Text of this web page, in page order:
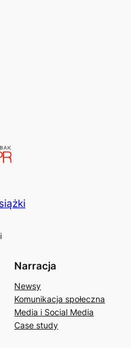
Narracja
Newsy
Komunikacja społeczna
Media i Social Media
Case study